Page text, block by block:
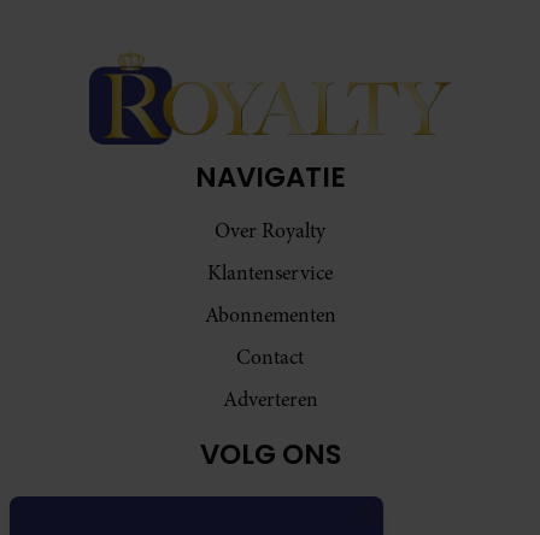
NAVIGATIE
Over Royalty
Klantenservice
Abonnementen
Contact
Adverteren
VOLG ONS